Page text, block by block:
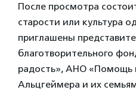
После просмотра
старости или культура
приглашены
благотворительного
радость», АНО «Помощь
Альцгеймера и их